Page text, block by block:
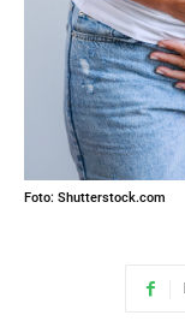
Foto: Shutterstock.com